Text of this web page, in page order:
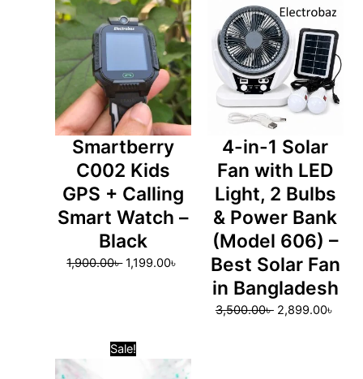
Smartberry
C002 Kids
GPS + Calling
Smart Watch –
Black
1,900.00৳
price
was:
1,900.00৳ .
1,199.00৳
price
is:
1,199.00৳ .
4-in-1 Solar
Fan with LED
Light, 2 Bulbs
& Power Bank
(Model 606) –
Best Solar Fan
in Bangladesh
3,500.00৳
price
was:
3,500.00৳ .
2,899.00৳
price
is:
Sale!Original
price